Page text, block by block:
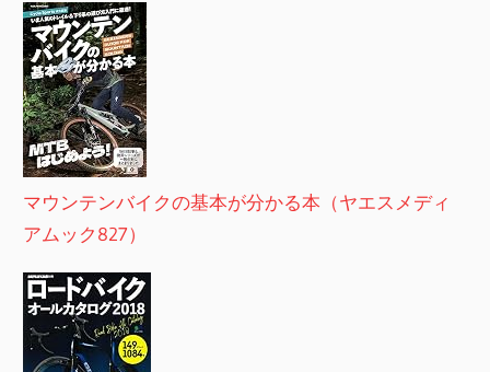
マウンテンバイクの基本が分かる本（ヤエスメディ
アムック827）